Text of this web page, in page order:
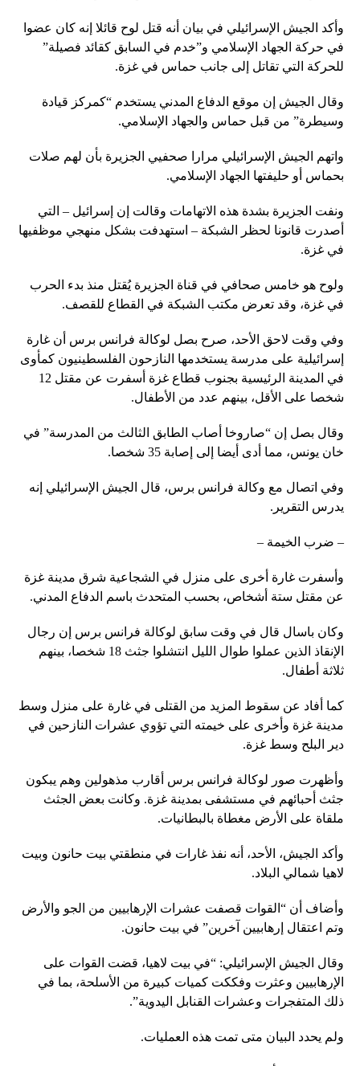
وأكد الجيش الإسرائيلي في بيان أنه قتل لوح قائلا إنه كان عضوا
في حركة الجهاد الإسلامي و”خدم في السابق كقائد فصيلة”
للحركة التي تقاتل إلى جانب حماس في غزة.
وقال الجيش إن موقع الدفاع المدني يستخدم “كمركز قيادة
وسيطرة” من قبل حماس والجهاد الإسلامي.
واتهم الجيش الإسرائيلي مرارا صحفيي الجزيرة بأن لهم صلات
بحماس أو حليفتها الجهاد الإسلامي.
ونفت الجزيرة بشدة هذه الاتهامات وقالت إن إسرائيل – التي
أصدرت قانونا لحظر الشبكة – استهدفت بشكل منهجي موظفيها
في غزة.
ولوح هو خامس صحافي في قناة الجزيرة يُقتل منذ بدء الحرب
في غزة، وقد تعرض مكتب الشبكة في القطاع للقصف.
وفي وقت لاحق الأحد، صرح بصل لوكالة فرانس برس أن غارة
إسرائيلية على مدرسة يستخدمها النازحون الفلسطينيون كمأوى
في المدينة الرئيسية بجنوب قطاع غزة أسفرت عن مقتل 12
شخصا على الأقل، بينهم عدد من الأطفال.
وقال بصل إن “صاروخا أصاب الطابق الثالث من المدرسة” في
خان يونس، مما أدى أيضا إلى إصابة 35 شخصا.
وفي اتصال مع وكالة فرانس برس، قال الجيش الإسرائيلي إنه
يدرس التقرير.
– ضرب الخيمة –
وأسفرت غارة أخرى على منزل في الشجاعية شرق مدينة غزة
عن مقتل ستة أشخاص، بحسب المتحدث باسم الدفاع المدني.
وكان باسال قال في وقت سابق لوكالة فرانس برس إن رجال
الإنقاذ الذين عملوا طوال الليل انتشلوا جثث 18 شخصا، بينهم
ثلاثة أطفال.
كما أفاد عن سقوط المزيد من القتلى في غارة على منزل وسط
مدينة غزة وأخرى على خيمته التي تؤوي عشرات النازحين في
دير البلح وسط غزة.
وأظهرت صور لوكالة فرانس برس أقارب مذهولين وهم يبكون
جثث أحبائهم في مستشفى بمدينة غزة. وكانت بعض الجثث
ملقاة على الأرض مغطاة بالبطانيات.
وأكد الجيش، الأحد، أنه نفذ غارات في منطقتي بيت حانون وبيت
لاهيا شمالي البلاد.
وأضاف أن “القوات قصفت عشرات الإرهابيين من الجو والأرض
وتم اعتقال إرهابيين آخرين” في بيت حانون.
وقال الجيش الإسرائيلي: “في بيت لاهيا، قضت القوات على
الإرهابيين وعثرت وفككت كميات كبيرة من الأسلحة، بما في
ذلك المتفجرات وعشرات القنابل اليدوية”.
ولم يحدد البيان متى تمت هذه العمليات.